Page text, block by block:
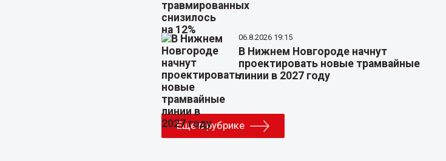
06.8.2026 19:15
В Нижнем Новгороде начнут
проектировать новые трамвайные
линии в 2027 году
Еще в рубрике